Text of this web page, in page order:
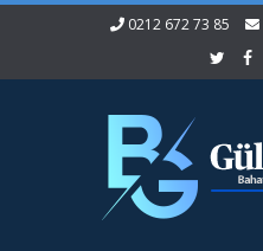
0212 672 73 85